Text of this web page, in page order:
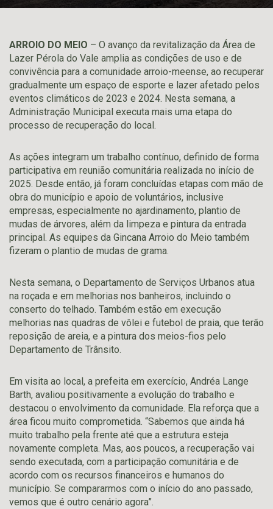
ARROIO DO MEIO – O avanço da revitalização da Área de
Lazer Pérola do Vale amplia as condições de uso e de
convivência para a comunidade arroio-meense, ao recuperar
gradualmente um espaço de esporte e lazer afetado pelos
eventos climáticos de 2023 e 2024. Nesta semana, a
Administração Municipal executa mais uma etapa do
processo de recuperação do local.
As ações integram um trabalho contínuo, definido de forma
participativa em reunião comunitária realizada no início de
2025. Desde então, já foram concluídas etapas com mão de
obra do município e apoio de voluntários, inclusive
empresas, especialmente no ajardinamento, plantio de
mudas de árvores, além da limpeza e pintura da entrada
principal. As equipes da Gincana Arroio do Meio também
fizeram o plantio de mudas de grama.
Nesta semana, o Departamento de Serviços Urbanos atua
na roçada e em melhorias nos banheiros, incluindo o
conserto do telhado. Também estão em execução
melhorias nas quadras de vôlei e futebol de praia, que terão
reposição de areia, e a pintura dos meios-fios pelo
Departamento de Trânsito.
Em visita ao local, a prefeita em exercício, Andréa Lange
Barth, avaliou positivamente a evolução do trabalho e
destacou o envolvimento da comunidade. Ela reforça que a
área ficou muito comprometida. “Sabemos que ainda há
muito trabalho pela frente até que a estrutura esteja
novamente completa. Mas, aos poucos, a recuperação vai
sendo executada, com a participação comunitária e de
acordo com os recursos financeiros e humanos do
município. Se compararmos com o início do ano passado,
vemos que é outro cenário agora”.